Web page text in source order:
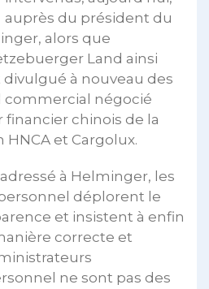
auprès du président du
alors que
Land ainsi
divulgué à nouveau des
commercial négocié
financier chinois de la
et Cargolux.
à Helminger, les
déplorent le
et insistent à enfin
correcte et
ne sont pas des